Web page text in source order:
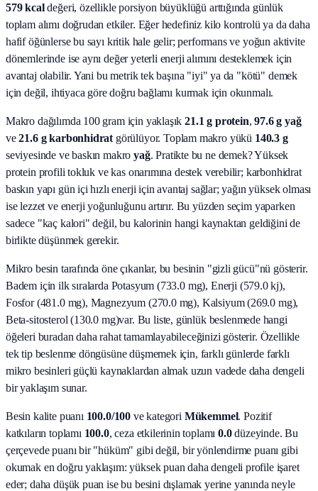
579 kcaldeğeri, özellikle porsiyon büyüklüğü arttığında günlük
toplam alımı doğrudan etkiler. Eğer hedefiniz kilo kontrolü ya da daha
hafif öğünlerse bu sayı kritik hale gelir; performans ve yoğun aktivite
dönemlerinde ise aynı değer yeterli enerji alımını desteklemek için
avantaj olabilir. Yani bu metrik tek başına "iyi" ya da "kötü" demek
için değil, ihtiyaca göre doğru bağlamı kurmak için okunmalı.
Makro dağılımda 100 gram için yaklaşık21.1 g protein, 97.6g yağ
ve21.6g karbonhidrat görülüyor. Toplam makro yükü 140.3 g
seviyesinde ve baskın makro yağ. Pratikte bu ne demek? Yüksek
protein profili tokluk ve kas onarımına destek verebilir; karbonhidrat
baskın yapı gün içi hızlı enerji için avantaj sağlar; yağın yüksek olması
ise lezzet ve enerji yoğunluğunu artırır. Bu yüzden seçim yaparken
sadece "kaç kalori" değil, bu kalorinin hangi kaynaktan geldiğini de
birlikte düşünmek gerekir.
Mikro besin tarafında öne çıkanlar, bu besinin "gizli gücü"nü gösterir.
Badem için ilk sıralarda Potasyum (733.0 mg), Enerji (579.0 kj),
Fosfor (481.0 mg), Magnezyum (270.0 mg), Kalsiyum (269.0 mg),
Beta-sitosterol (130.0 mg)var. Bu liste, günlük beslenmede hangi
öğeleri buradan daha rahat tamamlayabileceğinizi gösterir. Özellikle
tek tip beslenme döngüsüne düşmemek için, farklı günlerde farklı
mikro besinleri güçlü kaynaklardan almak uzun vadede daha dengeli
bir yaklaşım sunar.
Besin kalite puanı 100.0/100 ve kategori Mükemmel. Pozitif
katkıların toplamı 100.0, ceza etkilerinin toplamı 0.0düzeyinde. Bu
çerçevede puanı bir "hüküm" gibi değil, bir yönlendirme puanı gibi
okumak en doğru yaklaşım: yüksek puan daha dengeli profile işaret
eder; daha düşük puan ise bu besini dışlamak yerine yanında neyle